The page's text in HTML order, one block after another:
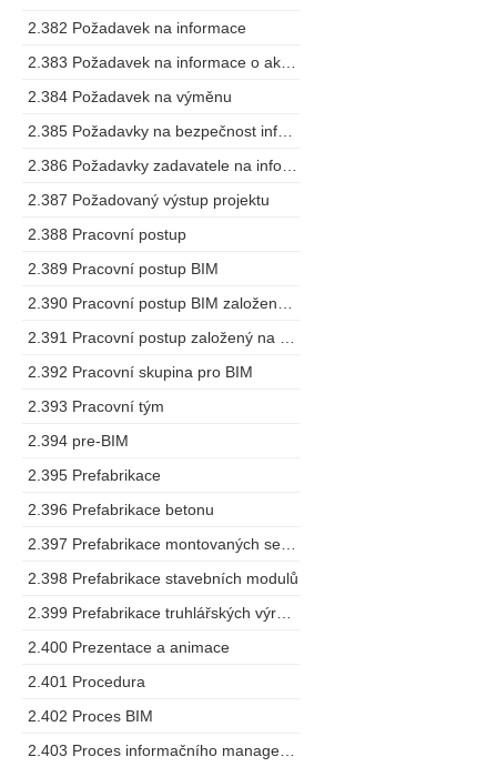
2.382 Požadavek na informace
2.384 Požadavek na výměnu
2.387 Požadovaný výstup projektu
2.388 Pracovní postup
2.389 Pracovní postup BIM
2.392 Pracovní skupina pro BIM
2.393 Pracovní tým
2.394 pre-BIM
2.395 Prefabrikace
2.396 Prefabrikace betonu
2.398 Prefabrikace stavebních modulů
2.400 Prezentace a animace
2.401 Procedura
2.402 Proces BIM